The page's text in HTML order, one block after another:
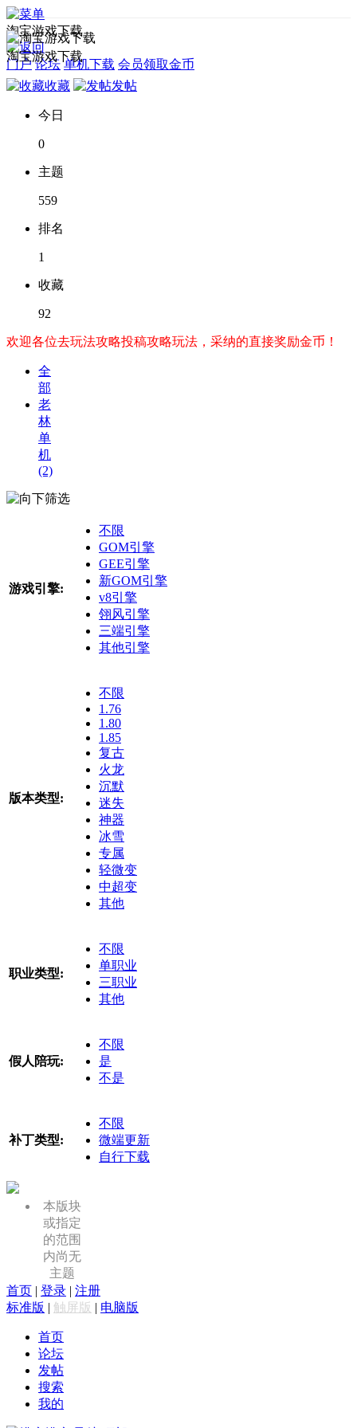
淘宝游戏下载
门户 论坛 单机下载 会员领取金币
淘宝游戏下载
收藏 发帖
今日
0
主题
559
排名
1
收藏
92
欢迎各位去玩法攻略投稿攻略玩法，采纳的直接奖励金币！
全
部
老
林
单
机
(2)
筛选
游戏引擎:
不限
GOM引擎
GEE引擎
新GOM引擎
v8引擎
翎风引擎
三端引擎
其他引擎
版本类型:
不限
1.76
1.80
1.85
复古
火龙
沉默
迷失
神器
冰雪
专属
轻微变
中超变
其他
职业类型:
不限
单职业
三职业
其他
假人陪玩:
不限
是
不是
补丁类型:
不限
微端更新
自行下载
本版块
或指定
的范围
内尚无
主题
首页 | 登录 | 注册
标准版 | 触屏版 | 电脑版
首页
论坛
发帖
搜索
我的